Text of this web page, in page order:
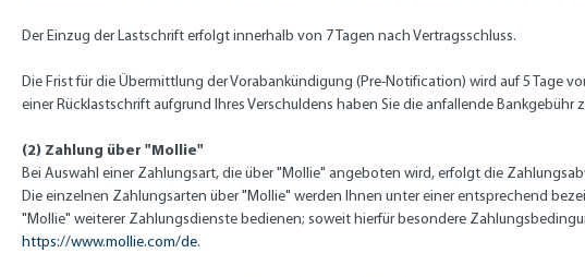
Der Einzug der Lastschrift erfolgt innerhalb von 7Tagen nach Vertragsschluss.
Die Frist für die Übermittlung der Vorabankündigung (Pre-Notification) wird auf 5 Tage
einer Rücklastschrift aufgrund Ihres Verschuldens haben Sie die anfallende Bankgebühr
(2) Zahlung über "Mollie"
Bei Auswahl einer Zahlungsart, die über "Mollie" angeboten wird, erfolgt die
Die einzelnen Zahlungsarten über "Mollie" werden Ihnen unter einer entsprechend
"Mollie" weiterer Zahlungsdienste bedienen; soweit hierfür besondere
https://www.mollie.com/de.